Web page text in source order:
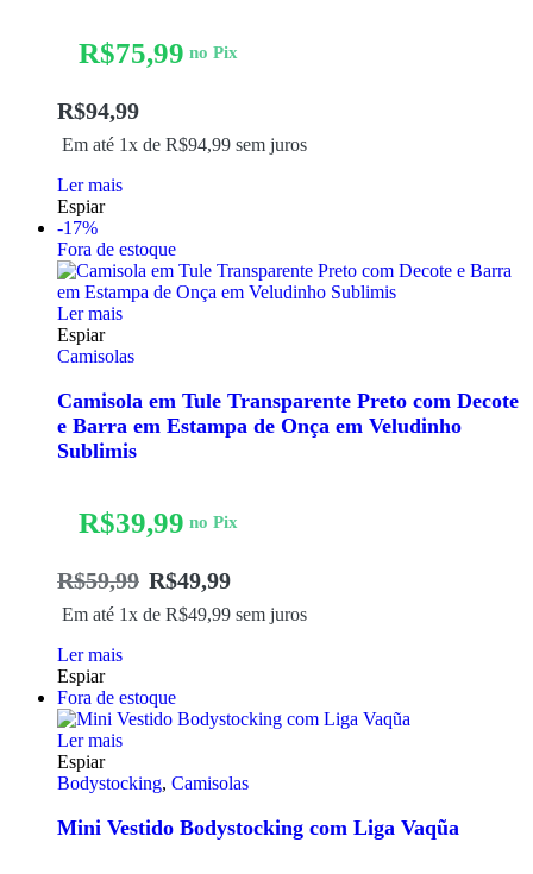
R$94,99
Em até 1x de R$94,99 sem juros
R$75,99 no Pix
Ler mais
Espiar
-17%
Fora de estoque
Ler mais
Espiar
Camisolas
Camisola em Tule Transparente Preto com Decote
e Barra em Estampa de Onça em Veludinho
Sublimis
R$59,99 R$49,99
Em até 1x de R$49,99 sem juros
R$39,99 no Pix
Ler mais
Espiar
Fora de estoque
Ler mais
Espiar
Bodystocking, Camisolas
Mini Vestido Bodystocking com Liga Vaqũa